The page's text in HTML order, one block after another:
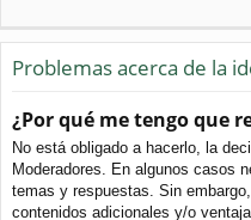
Problemas acerca de la
¿Por qué me tengo que
No está obligado a hacerlo, la
Moderadores. En algunos casos
temas y respuestas. Sin
contenidos adicionales y/o